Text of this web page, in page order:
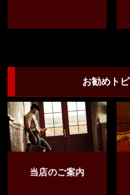
お勧めト
当店のご案内